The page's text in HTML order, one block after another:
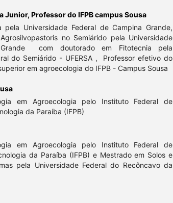
Junior, Professor do IFPB campus Sousa
pela Universidade Federal de Campina Grande,
no Semiárido pela Universidade
com doutorado em Fitotecnia pela
do Semiárido - UFERSA , Professor efetivo do
em agroecologia do IFPB - Campus Sousa
em Agroecologia pelo Instituto Federal de
da Paraíba (IFPB)
em Agroecologia pelo Instituto Federal de
da Paraíba (IFPB) e Mestrado em Solos e
pela Universidade Federal do Recôncavo da